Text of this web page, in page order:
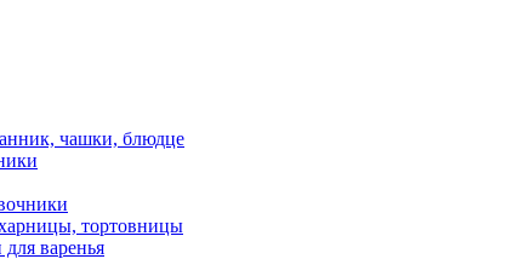
чашки, блюдце
тортовницы
для варенья